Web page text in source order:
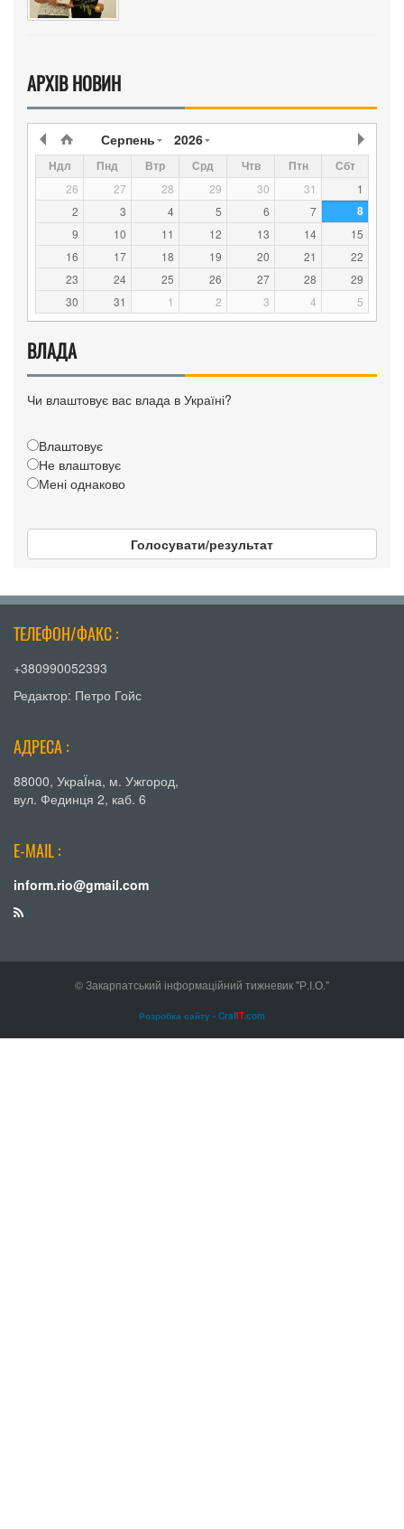
АРХІВ НОВИН
Серпень 2026
Ндл Пнд Втр Срд Чтв Птн Сбт
26 27 28 29 30 31
1
2
3 4 5 6 7 8
9 10 11 12 13 14
15
16
17 18 19 20 21
22
23
24 25 26 27 28
29
30
31 1 2 3 4 5
ВЛАДА
Чи влаштовує вас влада в Україні?
Влаштовує
Не влаштовує
Мені однаково
Голосувати/результат
ТЕЛЕФОН/ФАКС :
+380990052393
Редактор: Петро Гойс
АДРЕСА :
88000, УкраЇна, м. Ужгород,
вул. Фединця 2, каб. 6
E-MAIL :
inform.rio@gmail.com
© Закарпатський інформаційний тижневик "Р.І.О."
Розробка сайту - CrafIT.com